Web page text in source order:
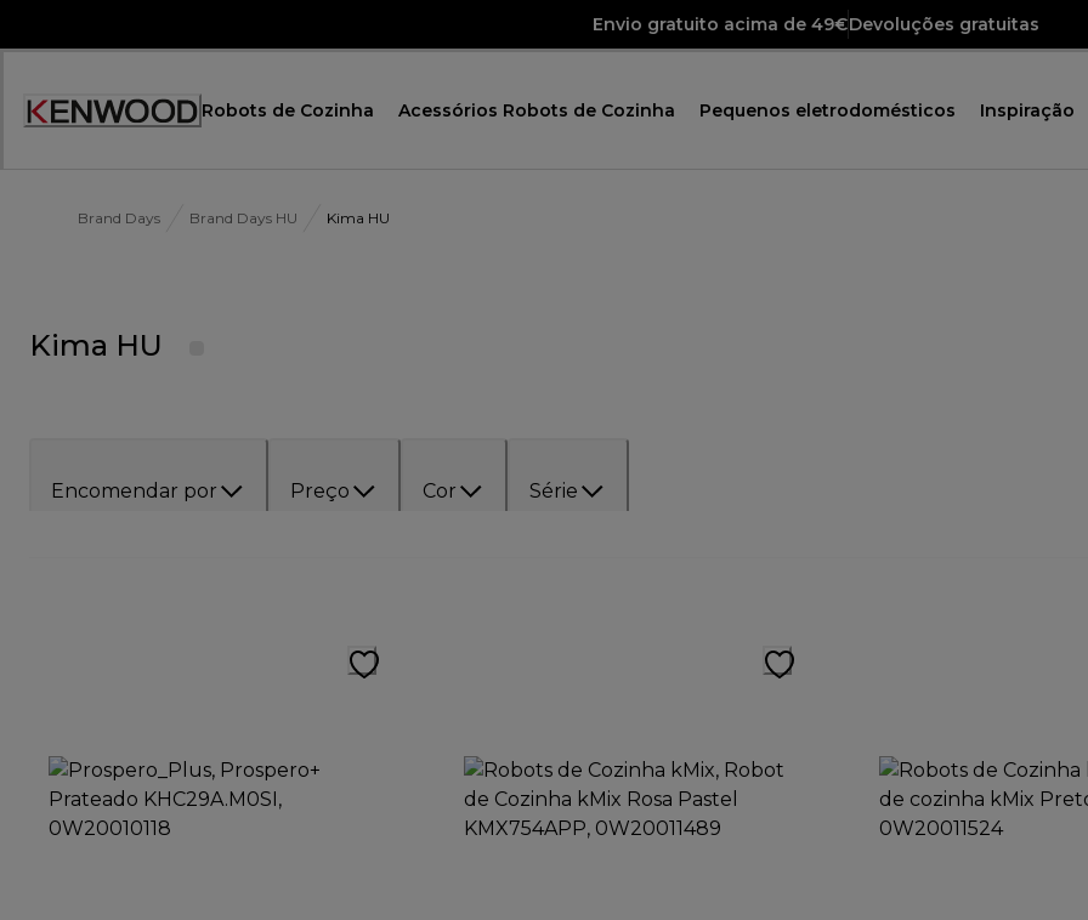
Envio gratuito acima de 49€Devoluções gratuitas
Robots de Cozinha Acessórios Robots de Cozinha Pequenos eletrodomésticos Inspiração
Brand Days Brand Days HU Kima HU
Kima HU
Encomendar por Preço Cor Série